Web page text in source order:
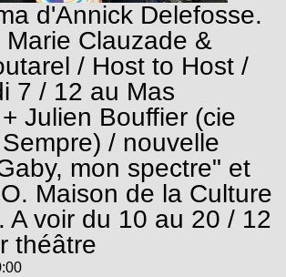
d'Annick Delefosse.
Marie Clauzade &
/ Host to Host /
7 / 12 au Mas
Julien Bouffier (cie
/ nouvelle
mon spectre" et
Maison de la Culture
A voir du 10 au 20 / 12
théâtre